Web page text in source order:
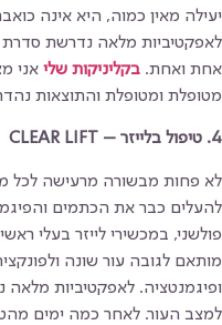
יעילה מאין כמוה, היא אינה
לאפקטיביות מלאה נדרשת סדרת
אחת ואחת. בקליניקות שלי אני
מטופלת ומטופלת והתוצאות
4. טיפול בלייזר – CLEAR LIFT
לא פחות מבשורה מרעישה לכל
להעלים כבר את הכתמים
פולשני, במכשירי לייזר בעלי
מותאם לגובה עור שונה
ופיגמנטציה. לאפקטיביות
למצב העור. לאחר כמה ימים